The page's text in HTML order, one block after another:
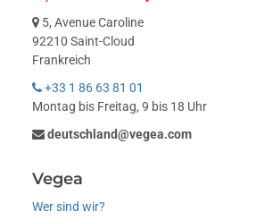
5, Avenue Caroline
92210 Saint-Cloud
Frankreich
+33 1 86 63 81 01
Montag bis Freitag, 9 bis 18 Uhr
deutschland@vegea.com
Vegea
Wer sind wir?